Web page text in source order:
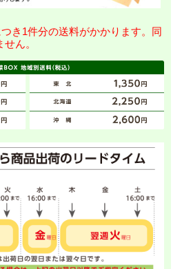
き1件分の送料がかかります。同
ん。